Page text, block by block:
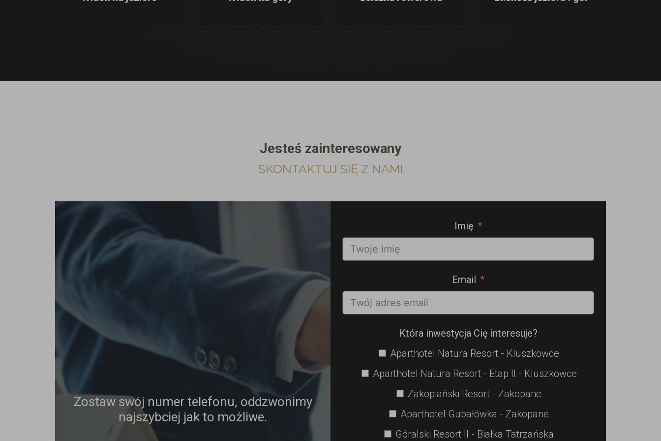
Jesteś zainteresowany
SKONTAKTUJ SIĘ Z NAMI
Zostaw swój numer telefonu, oddzwonimy
najszybciej jak to możliwe.
Imię
Email
Która inwestycja Cię interesuje?
Aparthotel Natura Resort - Kluszkowce
Aparthotel Natura Resort - Etap II - Kluszkowce
Zakopiański Resort - Zakopane
Aparthotel Gubałówka - Zakopane
Góralski Resort II - Białka Tatrzańska